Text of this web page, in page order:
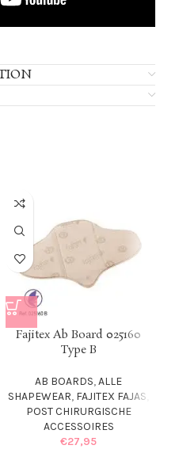
Fajitex Ab Board 025160
Type B
AB BOARDS,ALLE
SHAPEWEAR, FAJITEX FAJAS
POST CHIRURGISCHE
ACCESSOIRES
€27,95